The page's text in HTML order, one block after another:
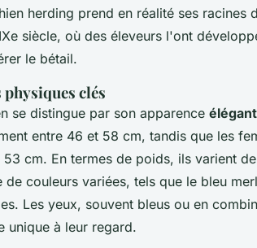
herding prend en réalité ses racines
siècle, où des éleveurs l'ont
le bétail.
clés
se distingue par son apparence
entre 46 et 58 cm, tandis que les
cm. En termes de poids, ils varient
de couleurs variées, tels que le bleu
Les yeux, souvent bleus ou en
unique à leur regard.